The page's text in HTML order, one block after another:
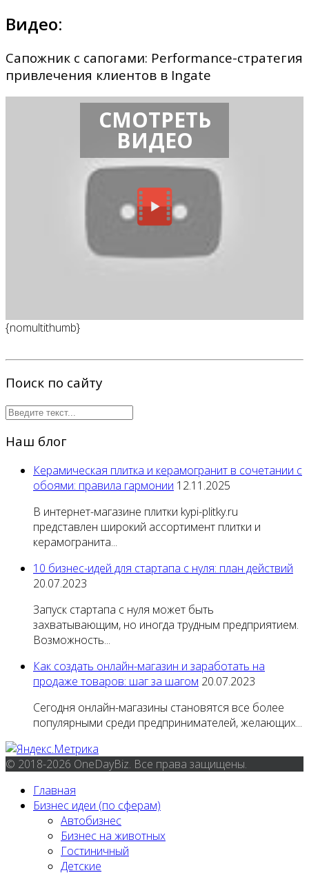
Видео:
Сапожник с сапогами: Performance-стратегия
привлечения клиентов в Ingate
СМОТРЕТЬ
ВИДЕО
{nomultithumb}
Поиск по сайту
Наш блог
Керамическая плитка и керамогранит в сочетании с
обоями: правила гармонии 12.11.2025
В интернет-магазине плитки kypi-plitky.ru
представлен широкий ассортимент плитки и
керамогранита...
10 бизнес-идей для стартапа с нуля: план действий
20.07.2023
Запуск стартапа с нуля может быть
захватывающим, но иногда трудным предприятием.
Возможность...
Как создать онлайн-магазин и заработать на
продаже товаров: шаг за шагом 20.07.2023
Сегодня онлайн-магазины становятся все более
популярными среди предпринимателей, желающих...
© 2018-2026 OneDayBiz. Все права защищены.
Главная
Бизнес идеи (по сферам)
Автобизнес
Бизнес на животных
Гостиничный
Детские